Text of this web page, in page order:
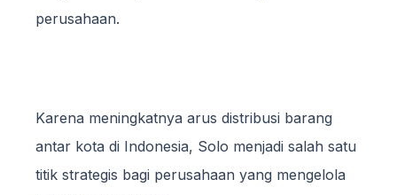
perusahaan.
Karena meningkatnya arus distribusi barang
antar kota di Indonesia, Solo menjadi salah satu
titik strategis bagi perusahaan yang mengelola